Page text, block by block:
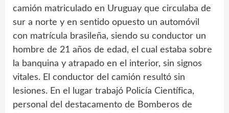
camión matriculado en Uruguay que circulaba de
sur a norte y en sentido opuesto un automóvil
con matrícula brasileña, siendo su conductor un
hombre de 21 años de edad, el cual estaba sobre
la banquina y atrapado en el interior, sin signos
vitales. El conductor del camión resultó sin
lesiones. En el lugar trabajó Policía Científica,
personal del destacamento de Bomberos de